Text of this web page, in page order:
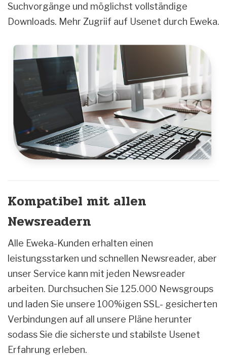
Suchvorgänge und möglichst vollständige
Downloads. Mehr Zugriif auf Usenet durch Eweka.
Kompatibel mit allen
Newsreadern
Alle Eweka-Kunden erhalten einen
leistungsstarken und schnellen Newsreader, aber
unser Service kann mit jeden Newsreader
arbeiten. Durchsuchen Sie 125.000 Newsgroups
und laden Sie unsere 100%igen SSL- gesicherten
Verbindungen auf all unsere Pläne herunter
sodass Sie die sicherste und stabilste Usenet
Erfahrung erleben.